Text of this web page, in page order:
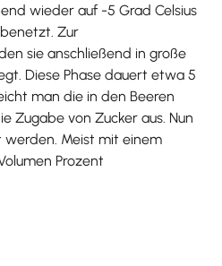
wieder auf -5 Grad Celsius
Zur
sie anschließend in große
Diese Phase dauert etwa 5
man die in den Beeren
Zugabe von Zucker aus. Nun
Meist mit einem
Prozent